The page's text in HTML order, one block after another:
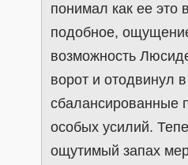
понимал как ее это
подобное,
возможность
ворот и отодвинул
сбалансированные
особых усилий.
ощутимый запах